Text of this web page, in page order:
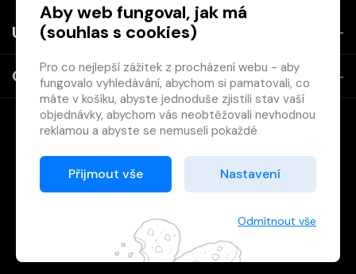
Užitečné
O společnosti
knihkupců a nakladatelů.
VytištěnoGrand IT s.r.o.
Aby web fungoval, jak má
(souhlas s cookies)
Pro co nejlepší zážitek z procházení webu - aby
fungovalo vyhledávání, abychom si pamatovali, co
máte v košíku, abyste jednoduše zjistili stav vaší
objednávky, abychom vás neobtěžovali nevhodnou
reklamou a abyste se nemuseli pokaždé
Proto od vás potřebujeme souhlas se
zpracováním souborů cookies
Děkujeme, že nám ho dáte a pomůžete nám tak
Přijmout vše Nastavení
Odmítnout vše